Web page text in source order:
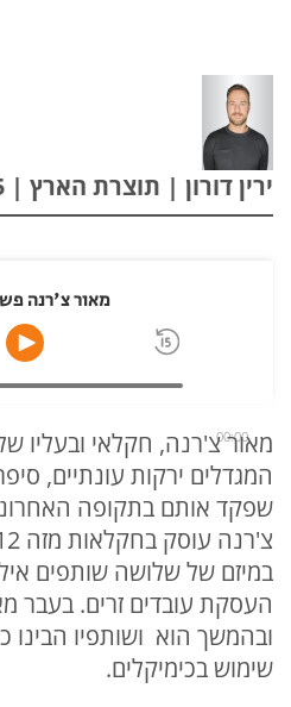
ירין דורון | תוצרת הארץ | 14.12.2025
מאור צ'רנה
00:00
מאור צ'רנה, חקלאי ובעליו
המגדלים ירקות עונתיים,
שפקד אותם בתקופה
במיזם של שלושה שותפים
העסקת עובדים זרים. בעבר
ובהמשך הוא ושותפיו הבינו
שימוש בכימיקלים.